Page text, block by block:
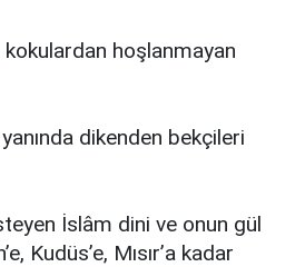
hoşlanmayan
dikenden bekçileri
İslâm dini ve onun gül
Kudüs’e, Mısır’a kadar